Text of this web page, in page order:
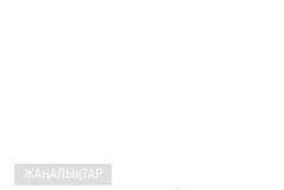
ЖАҢАЛЫҚТАР